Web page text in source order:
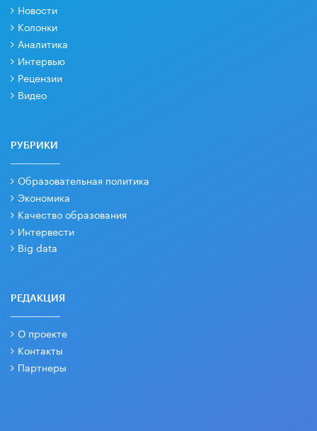
Новости
Колонки
Аналитика
Интервью
Рецензии
Видео
РУБРИКИ
Образовательная политика
Экономика
Качество образования
Интервести
Big data
РЕДАКЦИЯ
О проекте
Контакты
Партнеры